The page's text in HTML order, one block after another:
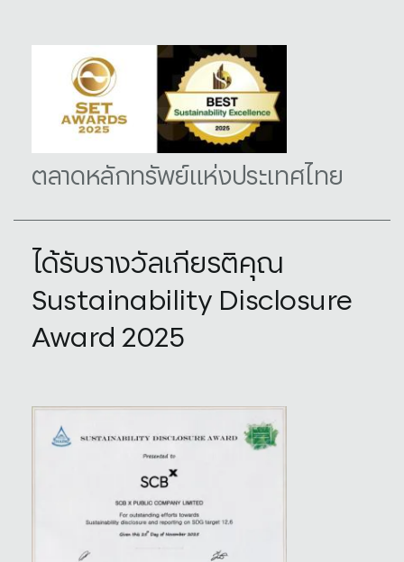
ตลาดหลักทรัพย์แห่งประเทศไทย
ได้รับรางวัลเกียรติคุณ
Sustainability Disclosure
Award 2025